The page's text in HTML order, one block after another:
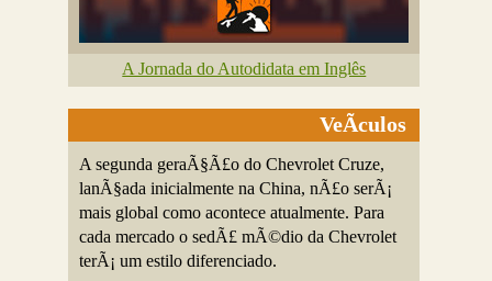
A Jornada do Autodidata em Inglês
VeÃ­culos
A segunda geraÃ§Ã£o do Chevrolet Cruze,
lanÃ§ada inicialmente na China, nÃ£o serÃ¡
mais global como acontece atualmente. Para
cada mercado o sedÃ£ mÃ©dio da Chevrolet
terÃ¡ um estilo diferenciado.